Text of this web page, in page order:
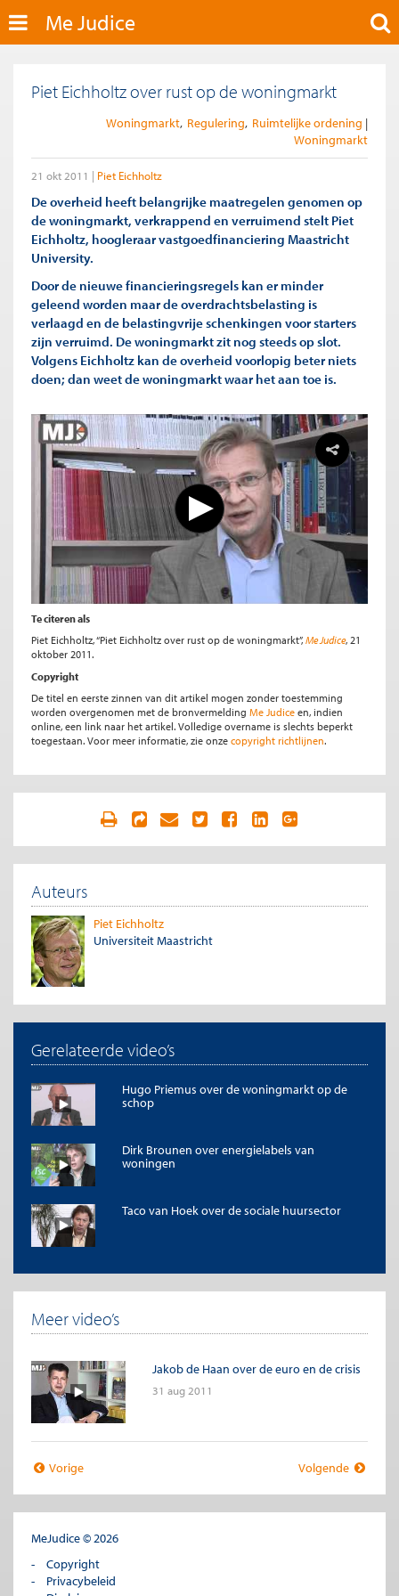
Me Judice
Piet Eichholtz over rust op de woningmarkt
Woningmarkt Regulering Ruimtelijke ordening
Woningmarkt
21 okt 2011 Piet Eichholtz
De overheid heeft belangrijke maatregelen genomen op
de woningmarkt, verkrappend en verruimend stelt Piet
Eichholtz, hoogleraar vastgoedfinanciering Maastricht
University.
Door de nieuwe financieringsregels kan er minder
geleend worden maar de overdrachtsbelasting is
verlaagd en de belastingvrije schenkingen voor starters
zijn verruimd. De woningmarkt zit nog steeds op slot.
Volgens Eichholtz kan de overheid voorlopig beter niets
doen; dan weet de woningmarkt waar het aan toe is.
Te citeren als
Piet Eichholtz, “Piet Eichholtz over rust op de woningmarkt”, Me Judice, 21
oktober 2011.
Copyright
De titel en eerste zinnen van dit artikel mogen zonder toestemming
worden overgenomen met de bronvermelding Me Judice en, indien
online, een link naar het artikel. Volledige overname is slechts beperkt
toegestaan. Voor meer informatie, zie onze copyright richtlijnen.
Auteurs
Piet Eichholtz
Universiteit Maastricht
Gerelateerde video’s
Hugo Priemus over de woningmarkt op de
schop
Dirk Brounen over energielabels van
woningen
Taco van Hoek over de sociale huursector
Meer video’s
Jakob de Haan over de euro en de crisis
31 aug 2011
Vorige Volgende
MeJudice © 2026
Copyright
Privacybeleid